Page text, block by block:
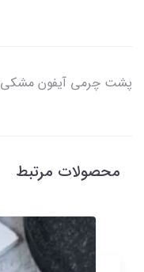
پشت چرمی آیفون مشکی
محصولات مرتبط